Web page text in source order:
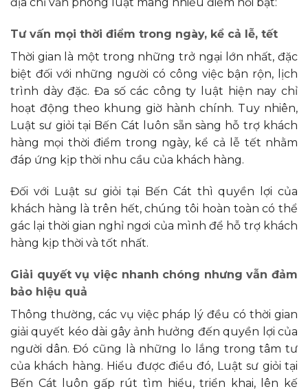
địa chỉ văn phòng luật mang nhiều điểm nổi bật:
Tư vấn mọi thời điểm trong ngày, kể cả lễ, tết
Thời gian là một trong những trở ngại lớn nhất, đặc
biệt đối với những người có công việc bận rộn, lịch
trình dày đặc. Đa số các công ty luật hiện nay chỉ
hoạt động theo khung giờ hành chính. Tuy nhiên,
Luật sư giỏi tại Bến Cát luôn sẵn sàng hỗ trợ khách
hàng mọi thời điểm trong ngày, kể cả lễ tết nhằm
đáp ứng kịp thời nhu cầu của khách hàng.
Đối với Luật sư giỏi tại Bến Cát thì quyền lợi của
khách hàng là trên hết, chúng tôi hoàn toàn có thể
gác lại thời gian nghỉ ngơi của mình để hỗ trợ khách
hàng kịp thời và tốt nhất.
Giải quyết vụ việc nhanh chóng nhưng vẫn đảm
bảo hiệu quả
Thông thường, các vụ việc pháp lý đều có thời gian
giải quyết kéo dài gây ảnh hưởng đến quyền lợi của
người dân. Đó cũng là những lo lắng trong tâm tư
của khách hàng. Hiểu được điều đó, Luật sư giỏi tại
Bến Cát luôn gấp rút tìm hiểu, triển khai, lên kế